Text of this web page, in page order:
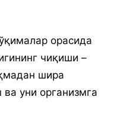
орасида
чиқиши –
шира
уни организмга